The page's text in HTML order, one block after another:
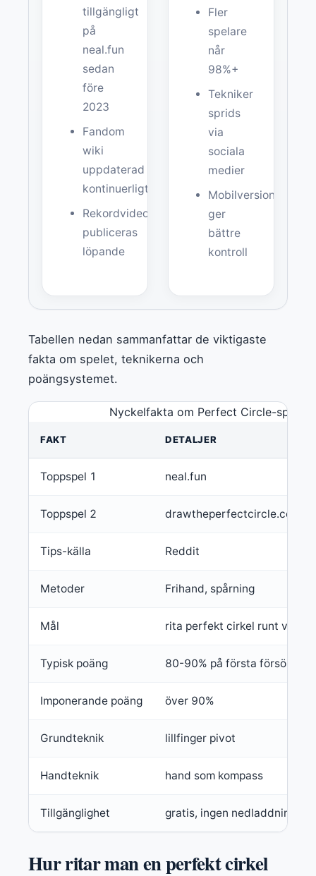
tillgängligt
på
neal.fun
sedan
före
2023
Fandom
wiki
uppdaterad
kontinuerligt
Rekordvideos
publiceras
löpande
Fler
spelare
når
98%+
Tekniker
sprids
via
sociala
medier
Mobilversion
ger
bättre
kontroll
Tabellen nedan sammanfattar de viktigaste
fakta om spelet, teknikerna och
poängsystemet.
Nyckelfakta om Perfect Circle-spel
FAKT DETALJER
Toppspel 1 neal.fun
Toppspel 2 drawtheperfectcircle.com
Tips-källa Reddit
Metoder Frihand, spårning
Mål rita perfekt cirkel runt vit
Typisk poäng 80-90% på första försöket
Imponerande poäng över 90%
Grundteknik lillfinger pivot
Handteknik hand som kompass
Tillgänglighet gratis, ingen nedladdning
Hur ritar man en perfekt cirkel